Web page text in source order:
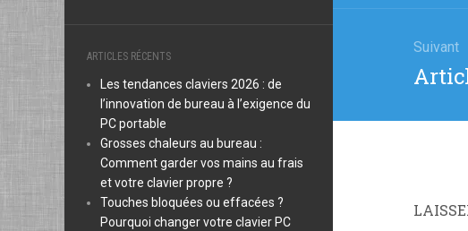
ARTICLES RÉCENTS
Les tendances claviers 2026 : de
l’innovation de bureau à l’exigence du
PC portable
Grosses chaleurs au bureau :
Comment garder vos mains au frais
et votre clavier propre ?
Touches bloquées ou effacées ?
Pourquoi changer votre clavier PC
Suivant
Article